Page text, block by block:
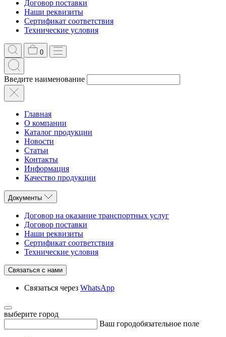
Договор поставки
Наши реквизиты
Сертификат соответствия
Технические условия
0
Введите наименование
Главная
О компании
Каталог продукции
Новости
Статьи
Контакты
Информация
Качество продукции
Документы
Договор на оказание транспортных услуг
Договор поставки
Наши реквизиты
Сертификат соответствия
Технические условия
Связаться с нами
Связаться через WhatsApp
выберите город
Ваш городобязательное поле